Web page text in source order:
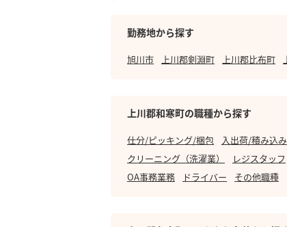
勤務地から探す
旭川市 上川郡剣淵町 上川郡比布町
上川郡和寒町の職種から探す
仕分/ピッキング/梱包 入出荷/積み込み
クリーニング（洗濯業）
レジスタッフ
OA事務業務
ドライバー その他職種